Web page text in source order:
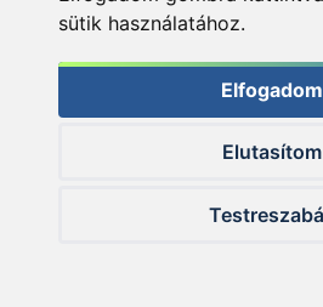
sütik használatához.
Elfogadom
Elutasítom